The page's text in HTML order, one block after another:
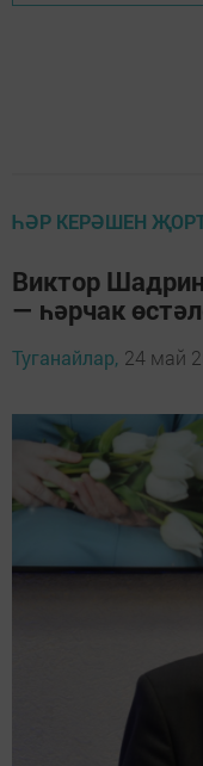
ҺӘР КЕРӘШЕН
Виктор
— һәрчак
Туганайлар, 24 май